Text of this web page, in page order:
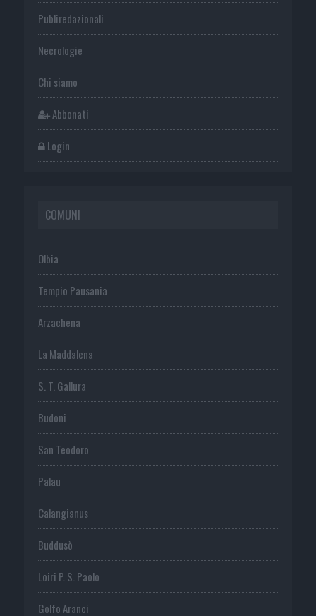
Publiredazionali
Necrologie
Chi siamo
Abbonati
Login
COMUNI
Olbia
Tempio Pausania
Arzachena
La Maddalena
S. T. Gallura
Budoni
San Teodoro
Palau
Calangianus
Buddusò
Loiri P. S. Paolo
Golfo Aranci